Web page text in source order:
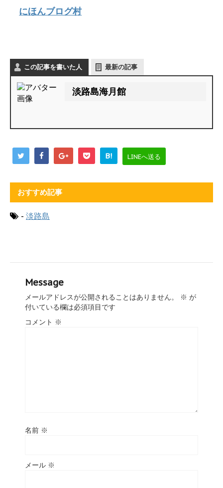
にほんブログ村
この記事を書いた人 最新の記事
淡路島海月館
B! LINEへ送る
おすすめ記事
- 淡路島
Message
メールアドレスが公開されることはありません。 ※ が
付いている欄は必須項目です
コメント ※
名前 ※
メール ※